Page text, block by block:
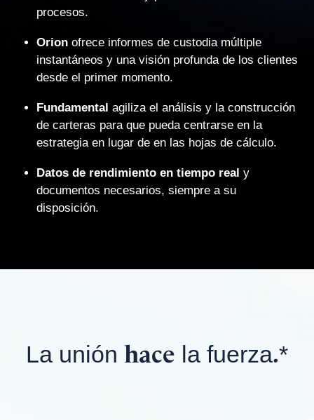
procesos.
Orion ofrece informes de custodia múltiple
instantáneos y una visión profunda de los clientes
desde el primer momento.
Fundamental agiliza el análisis y la construcción
de carteras para que pueda centrarse en la
estrategia en lugar de en las hojas de cálculo.
Datos de rendimiento en tiempo real y
documentos necesarios, siempre a su
disposición.
La unión hace la fuerza.*